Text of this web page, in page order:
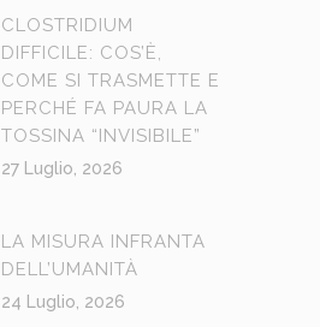
CLOSTRIDIUM
DIFFICILE: COS’È,
COME SI TRASMETTE E
PERCHÉ FA PAURA LA
TOSSINA “INVISIBILE”
27 Luglio, 2026
LA MISURA INFRANTA
DELL’UMANITÀ
24 Luglio, 2026